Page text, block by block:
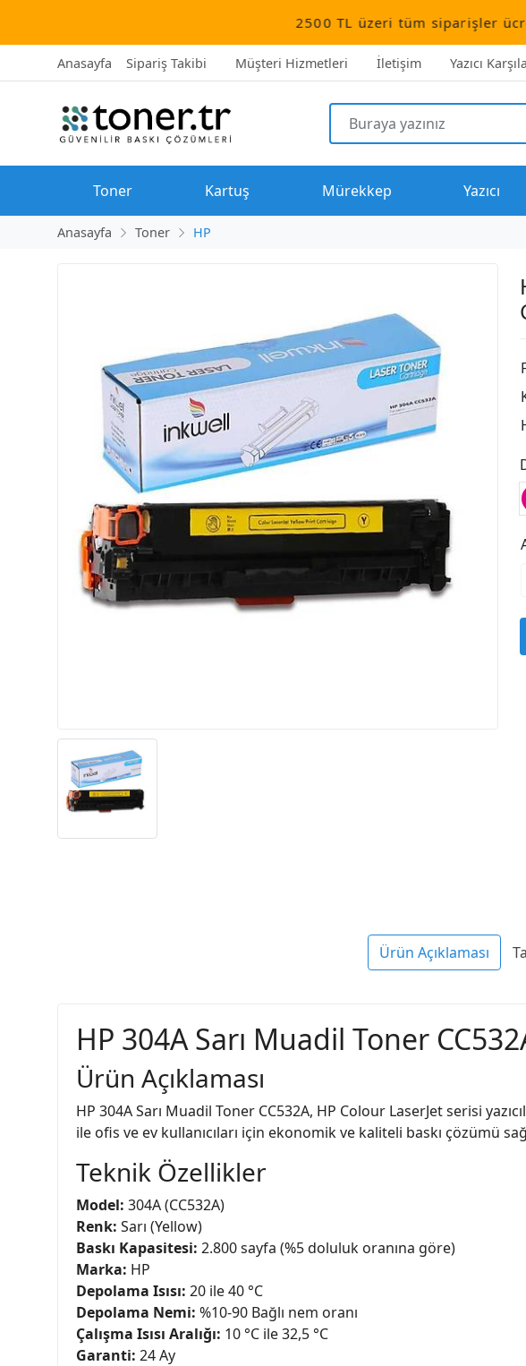
2500 TL üzeri tüm siparişler ücretsiz kargo
Anasayfa Sipariş Takibi Müşteri Hizmetleri İletişim Yazıcı
Toner Kartuş Mürekkep Yazıcı
Anasayfa Toner HP
Ürün Açıklaması
HP 304A Sarı Muadil Toner
Ürün Açıklaması
HP 304A Sarı Muadil Toner CC532A, HP Colour LaserJet serisi
ile ofis ve ev kullanıcıları için ekonomik ve kaliteli baskı çözümü
Teknik Özellikler
Model: 304A (CC532A)
Renk: Sarı (Yellow)
Baskı Kapasitesi: 2.800 sayfa (%5 doluluk oranına göre)
Marka: HP
Depolama Isısı: 20 ile 40 °C
Depolama Nemi: %10-90 Bağlı nem oranı
Çalışma Isısı Aralığı: 10 °C ile 32,5 °C
Garanti: 24 Ay